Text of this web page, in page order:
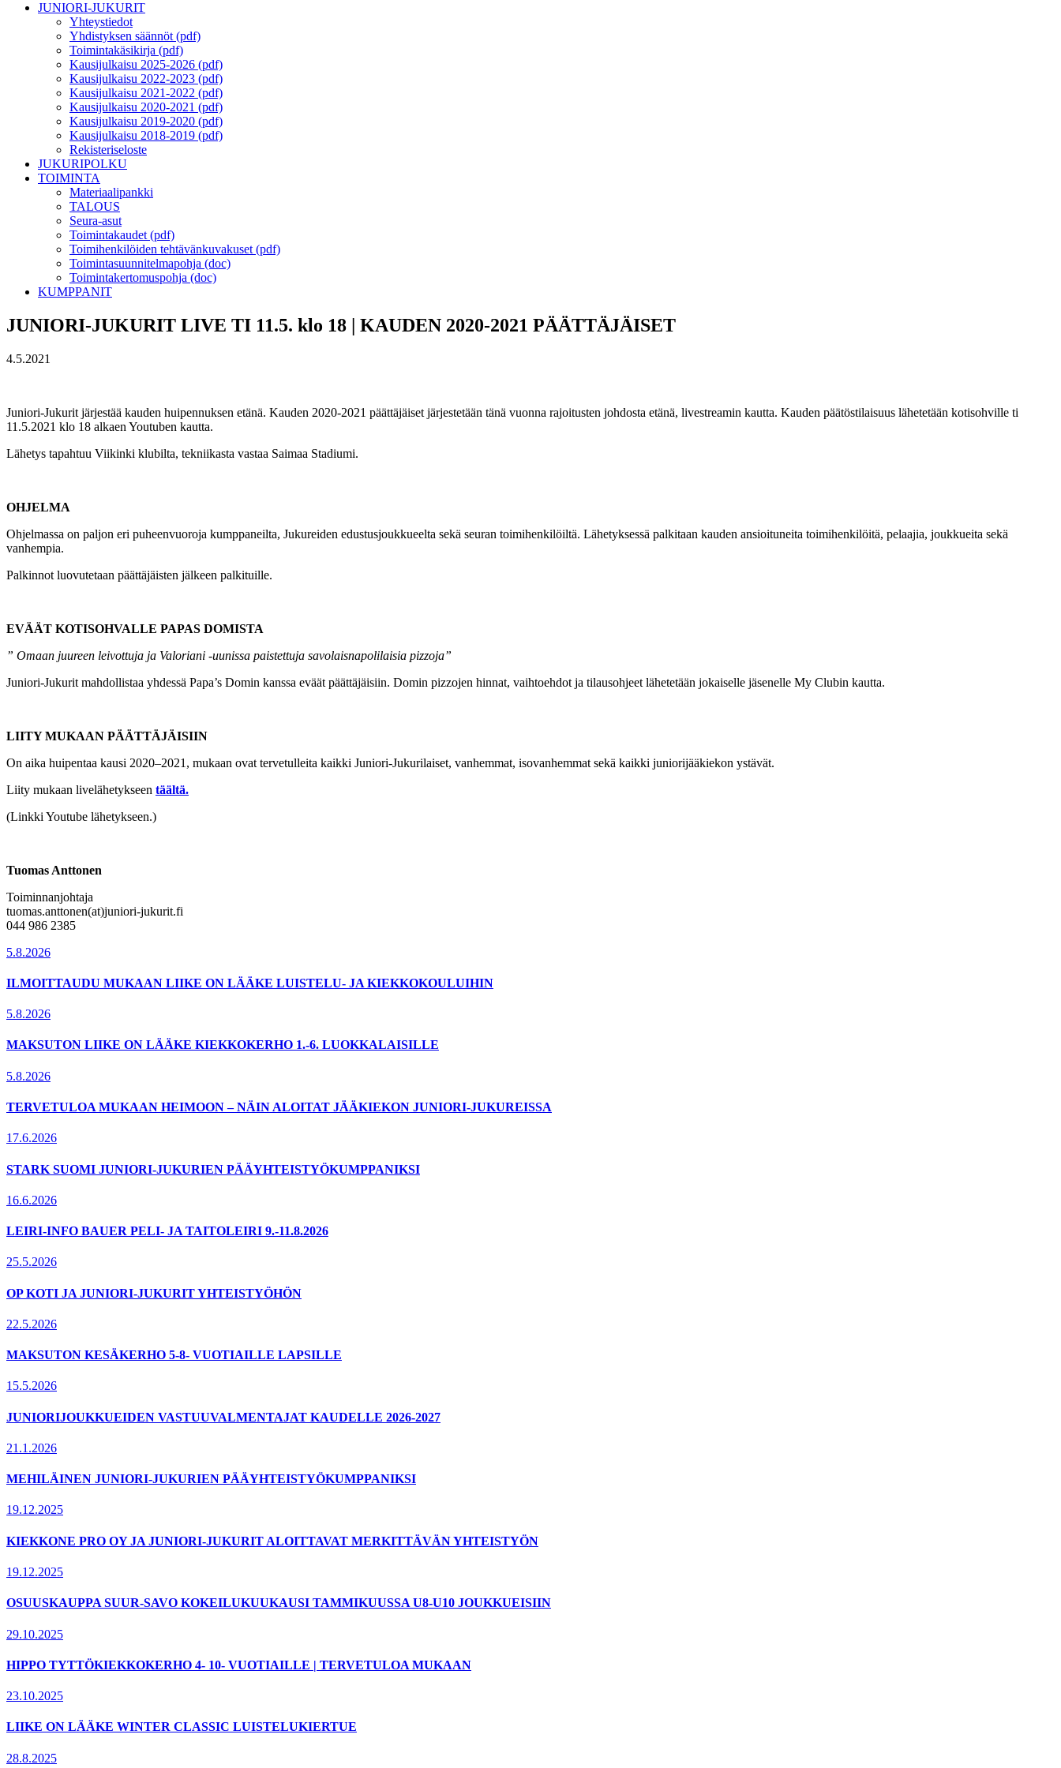
JUNIORI-JUKURIT
Yhteystiedot
Yhdistyksen säännöt (pdf)
Toimintakäsikirja (pdf)
Kausijulkaisu 2025-2026 (pdf)
Kausijulkaisu 2022-2023 (pdf)
Kausijulkaisu 2021-2022 (pdf)
Kausijulkaisu 2020-2021 (pdf)
Kausijulkaisu 2019-2020 (pdf)
Kausijulkaisu 2018-2019 (pdf)
Rekisteriseloste
JUKURIPOLKU
TOIMINTA
Materiaalipankki
TALOUS
Seura-asut
Toimintakaudet (pdf)
Toimihenkilöiden tehtävänkuvakuset (pdf)
Toimintasuunnitelmapohja (doc)
Toimintakertomuspohja (doc)
KUMPPANIT
JUNIORI-JUKURIT LIVE TI 11.5. klo 18 | KAUDEN 2020-2021 PÄÄTTÄJÄISET
4.5.2021
Juniori-Jukurit järjestää kauden huipennuksen etänä. Kauden 2020-2021 päättäjäiset järjestetään tänä vuonna rajoitusten johdosta etänä, livestreamin kautta. Kauden päätöstilaisuus lähetetään kotisohville ti
11.5.2021 klo 18 alkaen Youtuben kautta.
Lähetys tapahtuu Viikinki klubilta, tekniikasta vastaa Saimaa Stadiumi.
OHJELMA
Ohjelmassa on paljon eri puheenvuoroja kumppaneilta, Jukureiden edustusjoukkueelta sekä seuran toimihenkilöiltä. Lähetyksessä palkitaan kauden ansioituneita toimihenkilöitä, pelaajia, joukkueita sekä
vanhempia.
Palkinnot luovutetaan päättäjäisten jälkeen palkituille.
EVÄÄT KOTISOHVALLE PAPAS DOMISTA
” Omaan juureen leivottuja ja Valoriani -uunissa paistettuja savolaisnapolilaisia pizzoja”
Juniori-Jukurit mahdollistaa yhdessä Papa’s Domin kanssa eväät päättäjäisiin. Domin pizzojen hinnat, vaihtoehdot ja tilausohjeet lähetetään jokaiselle jäsenelle My Clubin kautta.
LIITY MUKAAN PÄÄTTÄJÄISIIN
On aika huipentaa kausi 2020–2021, mukaan ovat tervetulleita kaikki Juniori-Jukurilaiset, vanhemmat, isovanhemmat sekä kaikki juniorijääkiekon ystävät.
Liity mukaan livelähetykseen täältä.
(Linkki Youtube lähetykseen.)
Tuomas Anttonen
Toiminnanjohtaja
tuomas.anttonen(at)juniori-jukurit.fi
044 986 2385
5.8.2026
ILMOITTAUDU MUKAAN LIIKE ON LÄÄKE LUISTELU- JA KIEKKOKOULUIHIN
5.8.2026
MAKSUTON LIIKE ON LÄÄKE KIEKKOKERHO 1.-6. LUOKKALAISILLE
5.8.2026
TERVETULOA MUKAAN HEIMOON – NÄIN ALOITAT JÄÄKIEKON JUNIORI-JUKUREISSA
17.6.2026
STARK SUOMI JUNIORI-JUKURIEN PÄÄYHTEISTYÖKUMPPANIKSI
16.6.2026
LEIRI-INFO BAUER PELI- JA TAITOLEIRI 9.-11.8.2026
25.5.2026
OP KOTI JA JUNIORI-JUKURIT YHTEISTYÖHÖN
22.5.2026
MAKSUTON KESÄKERHO 5-8- VUOTIAILLE LAPSILLE
15.5.2026
JUNIORIJOUKKUEIDEN VASTUUVALMENTAJAT KAUDELLE 2026-2027
21.1.2026
MEHILÄINEN JUNIORI-JUKURIEN PÄÄYHTEISTYÖKUMPPANIKSI
19.12.2025
KIEKKONE PRO OY JA JUNIORI-JUKURIT ALOITTAVAT MERKITTÄVÄN YHTEISTYÖN
19.12.2025
OSUUSKAUPPA SUUR-SAVO KOKEILUKUUKAUSI TAMMIKUUSSA U8-U10 JOUKKUEISIIN
29.10.2025
HIPPO TYTTÖKIEKKOKERHO 4- 10- VUOTIAILLE | TERVETULOA MUKAAN
23.10.2025
LIIKE ON LÄÄKE WINTER CLASSIC LUISTELUKIERTUE
28.8.2025